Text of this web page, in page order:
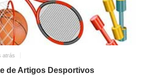
atrás
de Artigos Desportivos